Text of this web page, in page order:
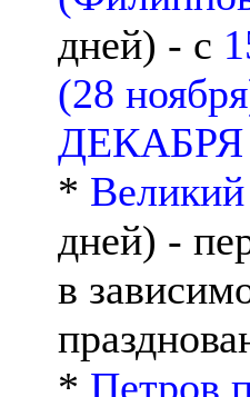
дней) - с
(28
ДЕКАБРЯ
*
дней) -
в
* Петров